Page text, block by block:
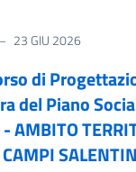
23 GIU 2026
di
del Piano